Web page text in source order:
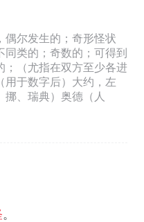
偶尔发生的；奇形怪状
类的；奇数的；可得到
；（尤指在双方至少各进
用于数字后）大约，左
挪、瑞典）奥德（人
。